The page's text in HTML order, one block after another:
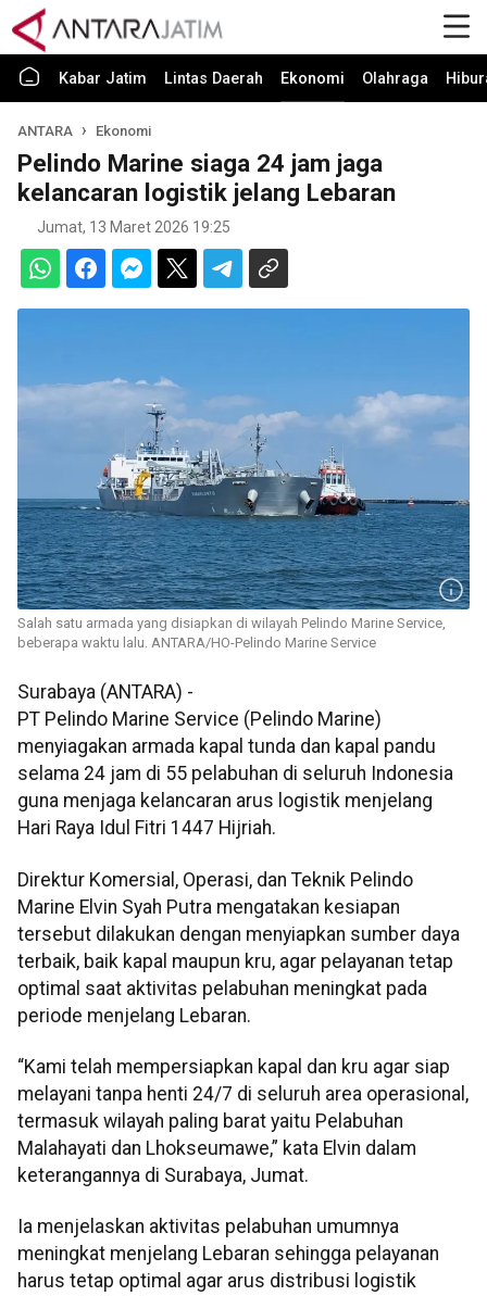
Kabar Jatim Lintas Daerah Ekonomi Olahraga
ANTARA Ekonomi
Pelindo Marine siaga 24 jam jaga
kelancaran logistik jelang Lebaran
Jumat, 13 Maret 2026 19:25
Salah satu armada yang disiapkan di wilayah Pelindo Marine Service,
beberapa waktu lalu. ANTARA/HO-Pelindo Marine Service
Surabaya (ANTARA) -
PT Pelindo Marine Service (Pelindo Marine)
menyiagakan armada kapal tunda dan kapal pandu
selama 24 jam di 55 pelabuhan di seluruh Indonesia
guna menjaga kelancaran arus logistik menjelang
Hari Raya Idul Fitri 1447 Hijriah.
Direktur Komersial, Operasi, dan Teknik Pelindo
Marine Elvin Syah Putra mengatakan kesiapan
tersebut dilakukan dengan menyiapkan sumber daya
terbaik, baik kapal maupun kru, agar pelayanan tetap
optimal saat aktivitas pelabuhan meningkat pada
periode menjelang Lebaran.
“Kami telah mempersiapkan kapal dan kru agar siap
melayani tanpa henti 24/7 di seluruh area operasional,
termasuk wilayah paling barat yaitu Pelabuhan
Malahayati dan Lhokseumawe,” kata Elvin dalam
keterangannya di Surabaya, Jumat.
Ia menjelaskan aktivitas pelabuhan umumnya
meningkat menjelang Lebaran sehingga pelayanan
harus tetap optimal agar arus distribusi logistik